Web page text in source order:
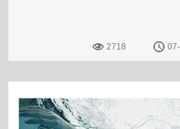
2718